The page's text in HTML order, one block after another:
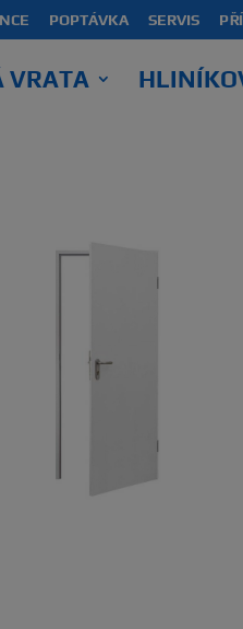
POPTÁVKA SERVIS
VRATA